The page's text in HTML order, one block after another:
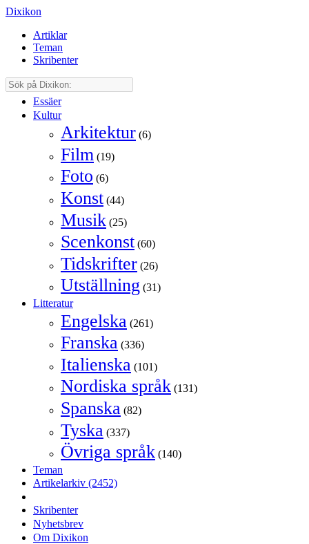
Dixikon
Artiklar
Teman
Skribenter
Essäer
Kultur
Arkitektur (6)
Film (19)
Foto (6)
Konst (44)
Musik (25)
Scenkonst (60)
Tidskrifter (26)
Utställning (31)
Litteratur
Engelska (261)
Franska (336)
Italienska (101)
Nordiska språk (131)
Spanska (82)
Tyska (337)
Övriga språk (140)
Teman
Artikelarkiv (2452)
Skribenter
Nyhetsbrev
Om Dixikon